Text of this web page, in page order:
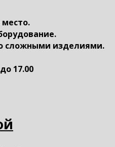
сложными изделиями.
17.00